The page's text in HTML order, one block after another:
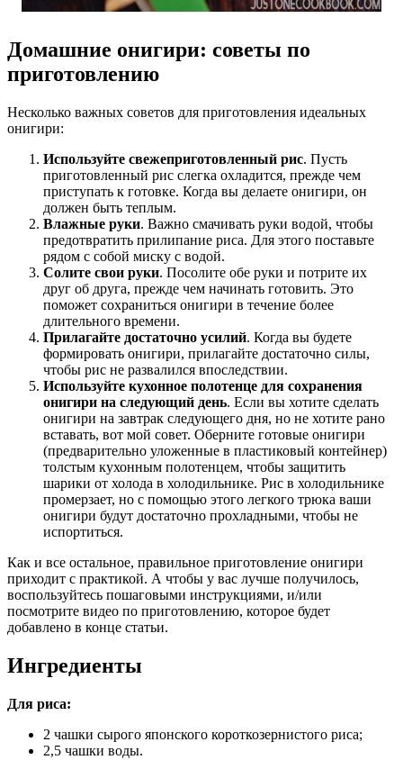
Домашние онигири: советы по
приготовлению
Несколько важных советов для приготовления идеальных
онигири:
Используйте свежеприготовленный рис. Пусть
приготовленный рис слегка охладится, прежде чем
приступать к готовке. Когда вы делаете онигири, он
должен быть теплым.
Влажные руки. Важно смачивать руки водой, чтобы
предотвратить прилипание риса. Для этого поставьте
рядом с собой миску с водой.
Солите свои руки. Посолите обе руки и потрите их
друг об друга, прежде чем начинать готовить. Это
поможет сохраниться онигири в течение более
длительного времени.
Прилагайте достаточно усилий. Когда вы будете
формировать онигири, прилагайте достаточно силы,
чтобы рис не развалился впоследствии.
Используйте кухонное полотенце для сохранения
онигири на следующий день. Если вы хотите сделать
онигири на завтрак следующего дня, но не хотите рано
вставать, вот мой совет. Оберните готовые онигири
(предварительно уложенные в пластиковый контейнер)
толстым кухонным полотенцем, чтобы защитить
шарики от холода в холодильнике. Рис в холодильнике
промерзает, но с помощью этого легкого трюка ваши
онигири будут достаточно прохладными, чтобы не
испортиться.
Как и все остальное, правильное приготовление онигири
приходит с практикой. А чтобы у вас лучше получилось,
воспользуйтесь пошаговыми инструкциями, и/или
посмотрите видео по приготовлению, которое будет
добавлено в конце статьи.
Ингредиенты
Для риса:
2 чашки сырого японского короткозернистого риса;
2,5 чашки воды.